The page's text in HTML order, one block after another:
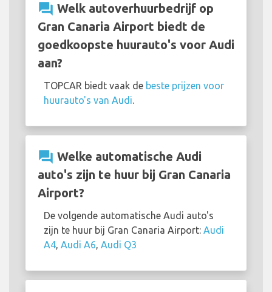
question_answer Welk autoverhuurbedrijf op
Gran Canaria Airport biedt de
goedkoopste huurauto's voor Audi
aan?
TOPCAR biedt vaak de beste prijzen voor
huurauto's van Audi
question_answer Welke automatische Audi
auto's zijn te huur bij Gran Canaria
Airport?
De volgende automatische Audi auto's
zijn te huur bij Gran Canaria Airport: Audi
A4 Audi A6 Audi Q3